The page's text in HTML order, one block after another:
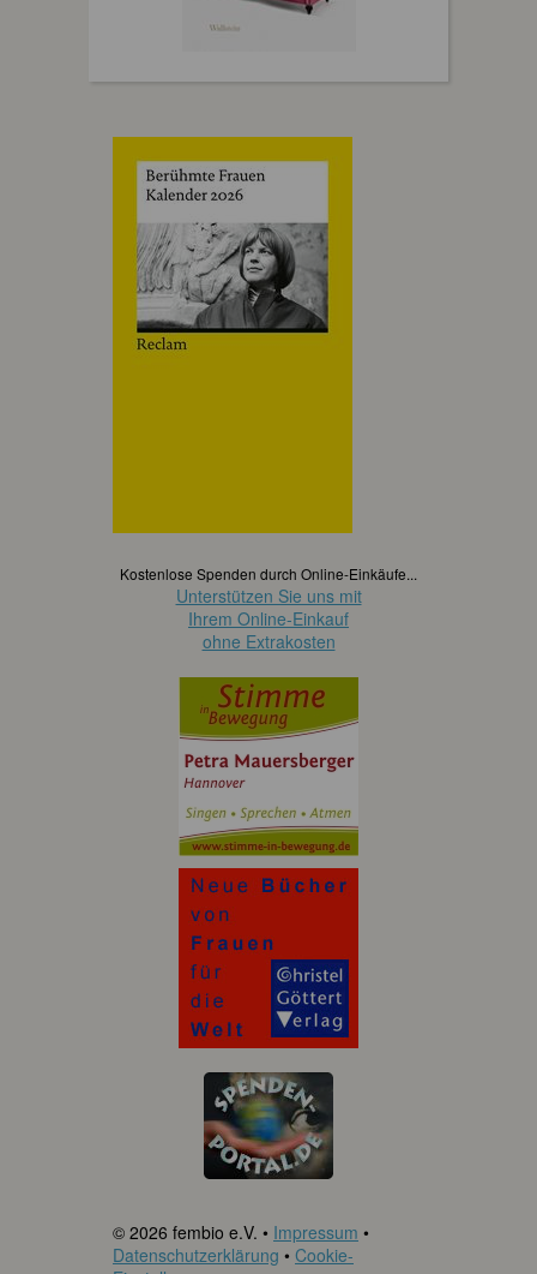
Kostenlose Spenden durch Online-Einkäufe...
Unterstützen Sie uns mit
Ihrem Online-Einkauf
ohne Extrakosten
© 2026 fembio e.V. • Impressum •
Datenschutzerklärung • Cookie-